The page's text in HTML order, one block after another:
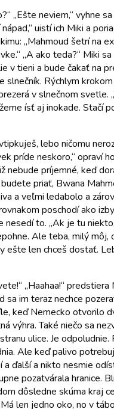
„Ešte neviem,“ vyhne
uistí ich Miki a
„Mahmoud šetrí na
„A ako teda?“ Miki
v tieni a bude čakať na
Rýchlym
v slnečnom
ísť aj inokade. Stačí
lebo ničomu
príde neskoro,“ opraví
príjemné, keď
priať, Bwana
a veľmi ledabolo a
poschodí ako
nesedí to. „Ak je tu
Ale teba, milý
ešte len chceš dostať.
„Haahaa!“
im teraz nechce
keď Nemecko
výhra. Také niečo sa
ulice. Je
Ale keď palivo
ďalší a nikto nesmie
pozatvárala
dôsledne skúma kraj
len jedno oko, no v